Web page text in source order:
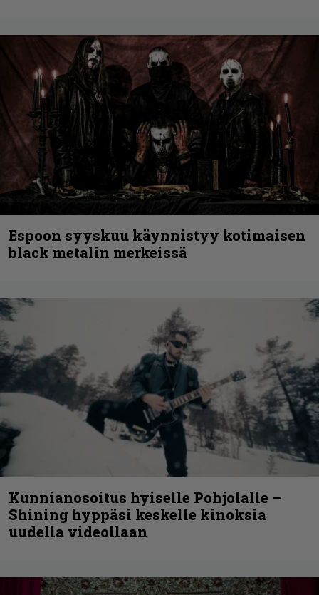
Espoon syyskuu käynnistyy kotimaisen
black metalin merkeissä
Kunnianosoitus hyiselle Pohjolalle –
Shining hyppäsi keskelle kinoksia
uudella videollaan